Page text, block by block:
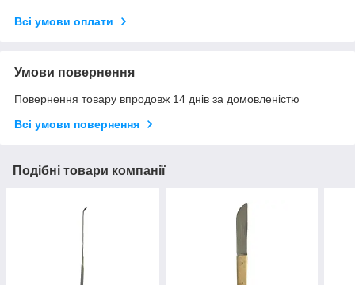
Всі умови оплати
Умови повернення
Повернення товару впродовж 14 днів за домовленістю
Всі умови повернення
Подібні товари компанії